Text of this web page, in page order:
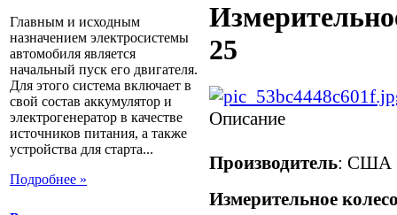
Главным и исходным
назначением электросистемы
автомобиля является
начальный пуск его двигателя.
Для этого система включает в
свой состав аккумулятор и
электрогенератор в качестве
источников питания, а также
устройства для старта...
Подробнее »
25
Описание
Производитель: США
Измерительное